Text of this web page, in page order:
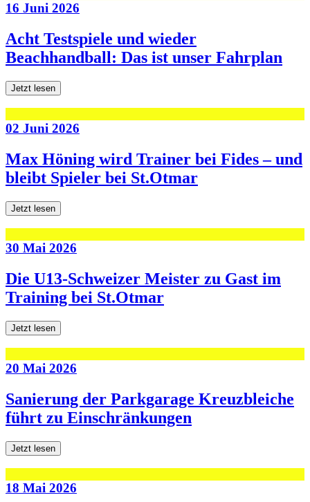
16 Juni 2026
Acht Testspiele und wieder
Beachhandball: Das ist unser Fahrplan
Jetzt lesen
02 Juni 2026
Max Höning wird Trainer bei Fides – und
bleibt Spieler bei St.Otmar
Jetzt lesen
30 Mai 2026
Die U13-Schweizer Meister zu Gast im
Training bei St.Otmar
Jetzt lesen
20 Mai 2026
Sanierung der Parkgarage Kreuzbleiche
führt zu Einschränkungen
Jetzt lesen
18 Mai 2026